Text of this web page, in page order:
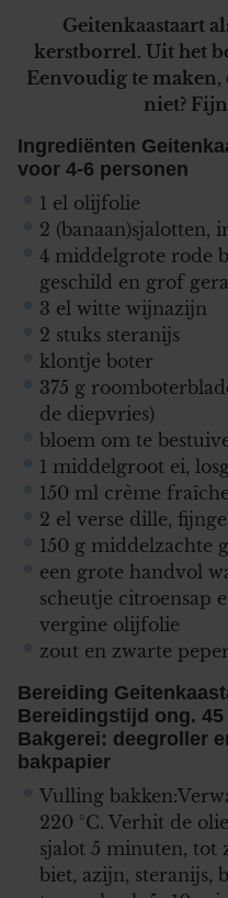
Geitenkaastaart
kerstborrel. Uit het
Eenvoudig te
niet?
Ingrediënten
voor 4-6 personen
1 el olijfolie
2 (banaan)sjalotten,
4 middelgrote rode
geschild en grof
3 el witte wijnazijn
2 stuks steranijs
klontje boter
375 g
de diepvries)
bloem om te
1 middelgroot ei,
150 ml crème fraîche
2 el verse dille,
150 g middelzachte
een grote handvol
scheutje citroensap
vergine olijfolie
zout en zwarte peper
Bereiding
Bereidingstijd ong.
Bakgerei: deegroller
bakpapier
Vulling
220 °C. Verhit de
sjalot 5 minuten, tot
biet, azijn, steranijs,